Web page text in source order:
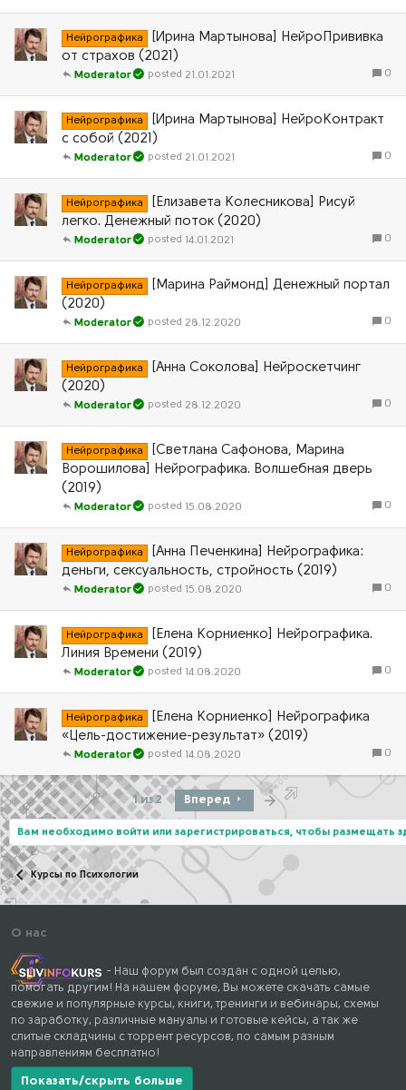
Нейрографика
[Ирина Мартынова] НейроПрививка
от страхов (2021)
0
21.01.2021
Moderator
Нейрографика
[Ирина Мартынова] НейроКонтракт
с собой (2021)
0
21.01.2021
Moderator
Нейрографика
[Елизавета Колесникова] Рисуй
легко. Денежный поток (2020)
0
14.01.2021
Moderator
Нейрографика
[Марина Раймонд] Денежный портал
(2020)
0
28.12.2020
Moderator
Нейрографика
[Анна Соколова] Нейроскетчинг
(2020)
0
28.12.2020
Moderator
Нейрографика
[Светлана Сафонова, Марина
Ворошилова] Нейрографика. Волшебная дверь
(2019)
0
15.08.2020
Moderator
Нейрографика
[Анна Печенкина] Нейрографика:
деньги, сексуальность, стройность (2019)
0
15.08.2020
Moderator
Нейрографика
[Елена Корниенко] Нейрографика.
Линия Времени (2019)
0
14.08.2020
Moderator
Нейрографика
[Елена Корниенко] Нейрографика
«Цель-достижение-результат» (2019)
0
14.08.2020
Moderator
1 из 2 Вперед Последняя
Вам необходимо войти или зарегистрироваться, чтобы размещать
Курсы по Психологии
О нас
- Наш форум был создан с одной целью,
помогать другим! На нашем форуме, Вы можете скачать самые
свежие и популярные курсы, книги, тренинги и вебинары, схемы
по заработку, различные мануалы и готовые кейсы, а так же
слитые складчины с торрент ресурсов, по самым разным
направлениям бесплатно!
Показать/скрыть больше